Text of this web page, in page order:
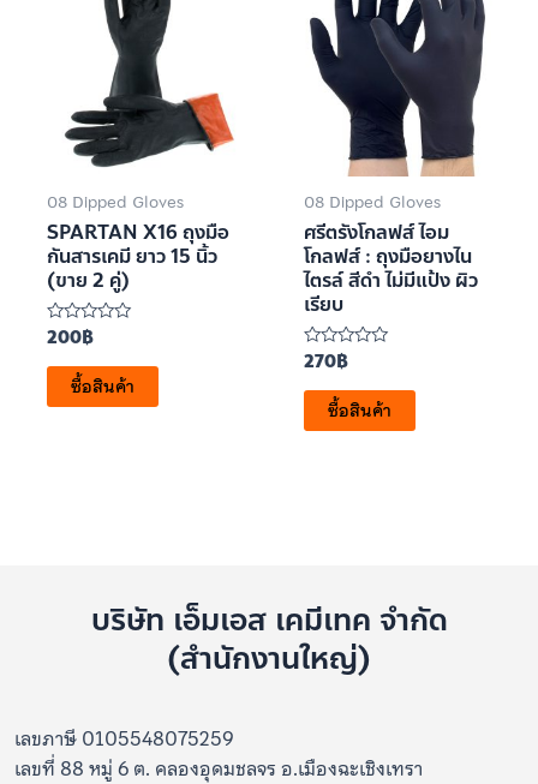
08 Dipped Gloves
SPARTAN X16 ถุงมือ
กันสารเคมี ยาว 15 นิ้ว
(ขาย 2 คู่)
ให้
คะแนน
0
ตั้งแต่
5
200฿
ซื้อสินค้า
08 Dipped Gloves
ศรีตรังโกลฟส์ ไอม
โกลฟส์ : ถุงมือยางไน
ไตรล์ สีดำ ไม่มีแป้ง ผิว
เรียบ
ให้
คะแนน
0
ตั้งแต่
5
270฿
ซื้อสินค้า
บริษัท เอ็มเอส เคมีเทค จำกัด
(สำนักงานใหญ่)
เลขภาษี 0105548075259
เลขที่ 88 หมู่ 6 ต. คลองอุดมชลจร อ.เมืองฉะเชิงเทรา